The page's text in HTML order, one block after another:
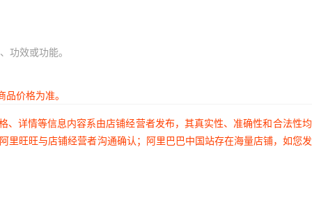
功效或功能。
价格为准。
详情等信息内容系由店铺经营者发布，其真实性、准确性和合法性
旺旺与店铺经营者沟通确认；阿里巴巴中国站存在海量店铺，如您